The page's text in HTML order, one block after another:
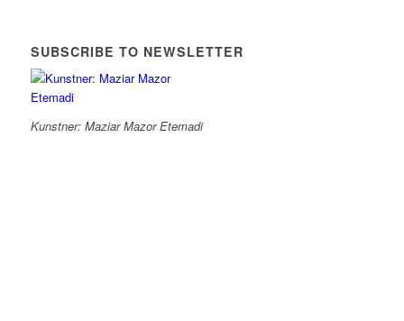
SUBSCRIBE TO NEWSLETTER
Kunstner: Maziar Mazor Etemadi